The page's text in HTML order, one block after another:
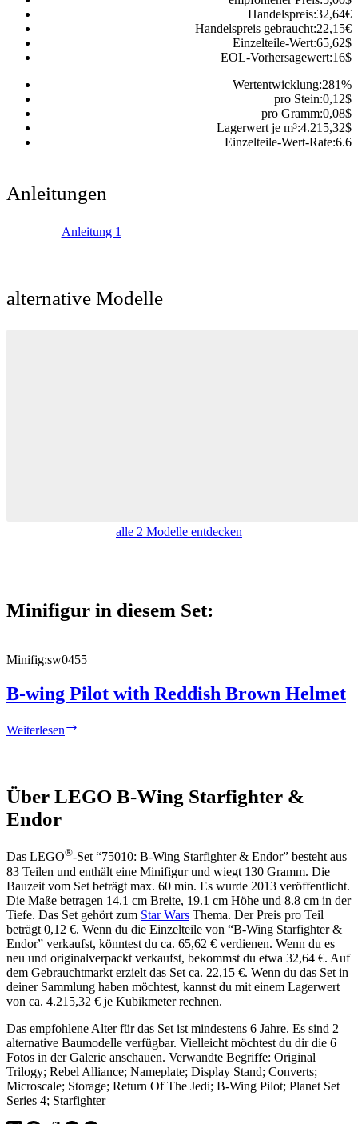
Handelspreis:32,64€
Handelspreis gebraucht:22,15€
Einzelteile-Wert:65,62$
EOL-Vorhersagewert:16$
Wertentwicklung:281%
pro Stein:0,12$
pro Gramm:0,08$
Lagerwert je m³:4.215,32$
Einzelteile-Wert-Rate:6.6
Anleitungen
Anleitung 1
alternative Modelle
alle 2 Modelle entdecken
Minifigur in diesem Set:
Minifig:sw0455
B-wing Pilot with Reddish Brown Helmet
Weiterlesen
Brown
Über LEGO B-Wing Starfighter &
Endor
Das LEGO®-Set “75010: B-Wing Starfighter & Endor” besteht aus
83 Teilen und enthält eine Minifigur und wiegt 130 Gramm. Die
Bauzeit vom Set beträgt max. 60 min. Es wurde 2013 veröffentlicht.
Die Maße betragen 14.1 cm Breite, 19.1 cm Höhe und 8.8 cm in der
Tiefe. Das Set gehört zum Star Wars Thema. Der Preis pro Teil
beträgt 0,12 €. Wenn du die Einzelteile von “B-Wing Starfighter &
Endor” verkaufst, könntest du ca. 65,62 € verdienen. Wenn du es
neu und originalverpackt verkaufst, bekommst du etwa 32,64 €. Auf
dem Gebrauchtmarkt erzielt das Set ca. 22,15 €. Wenn du das Set in
deiner Sammlung haben möchtest, kannst du mit einem Lagerwert
von ca. 4.215,32 € je Kubikmeter rechnen.
Das empfohlene Alter für das Set ist mindestens 6 Jahre. Es sind 2
alternative Baumodelle verfügbar. Vielleicht möchtest du dir die 6
Fotos in der Galerie anschauen. Verwandte Begriffe: Original
Trilogy; Rebel Alliance; Nameplate; Display Stand; Converts;
Microscale; Storage; Return Of The Jedi; B-Wing Pilot; Planet Set
Series 4; Starfighter